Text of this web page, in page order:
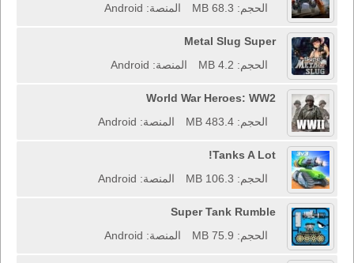
الحجم: 68.3 MB
المنصة: Android
Metal Slug Super
الحجم: 4.2 MB
المنصة: Android
World War Heroes: WW2
الحجم: 483.4 MB
المنصة: Android
Tanks A Lot!
الحجم: 106.3 MB
المنصة: Android
Super Tank Rumble
الحجم: 75.9 MB
المنصة: Android